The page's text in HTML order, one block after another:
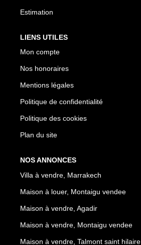
Estimation
LIENS UTILES
Mon compte
Nos honoraires
Mentions légales
Politique de confidentialité
Politique des cookies
Plan du site
NOS ANNONCES
Villa à vendre, Marrakech
Maison à louer, Montaigu vendee
Maison à vendre, Agadir
Maison à vendre, Montaigu vendee
Maison à vendre, Talmont saint hilaire